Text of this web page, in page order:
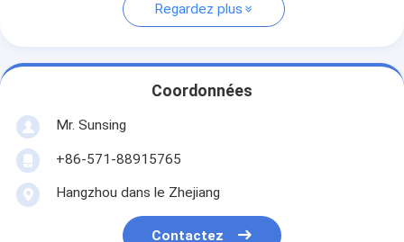
Regardez plus
Coordonnées
Mr. Sunsing
+86-571-88915765
Hangzhou dans le Zhejiang
Contactez